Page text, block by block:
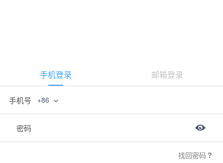
手机登录 邮箱登录
手机号 +86
密码
找回密码